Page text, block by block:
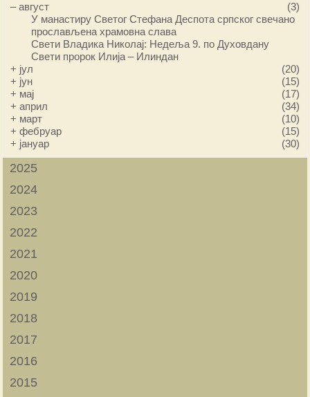
–август
(3)
У манастиру Светог Стефана Деспота српског свечано
прослављена храмовна слава
Свети Владика Николај: Недеља 9. по Духовдану
Свети пророк Илија – Илиндан
+ јул
(20)
+ јун
(15)
+ мај
(17)
+април
(34)
+ март
(10)
+фебруар
(15)
+ јануар (30)
2025
2024
2023
2022
2021
2020
2019
2018
2017
2016
2015